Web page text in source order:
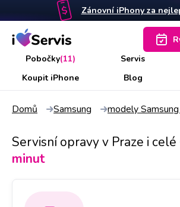
Zánovní iPhony za
Pobočky(11) Servis
Koupit iPhone
Blog
Domů Samsung modely
Servisní opravy v Praze i celé
minut